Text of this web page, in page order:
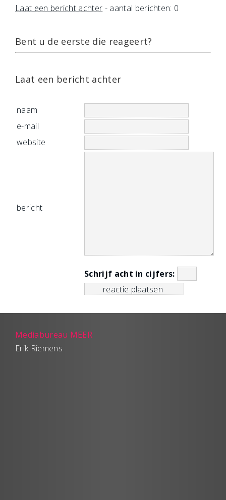
Laat een bericht achter - aantal berichten: 0
Bent u de eerste die reageert?
Laat een bericht achter
naam
e-mail
website
bericht
Schrijf acht in cijfers:
Mediabureau MEER
Erik Riemens